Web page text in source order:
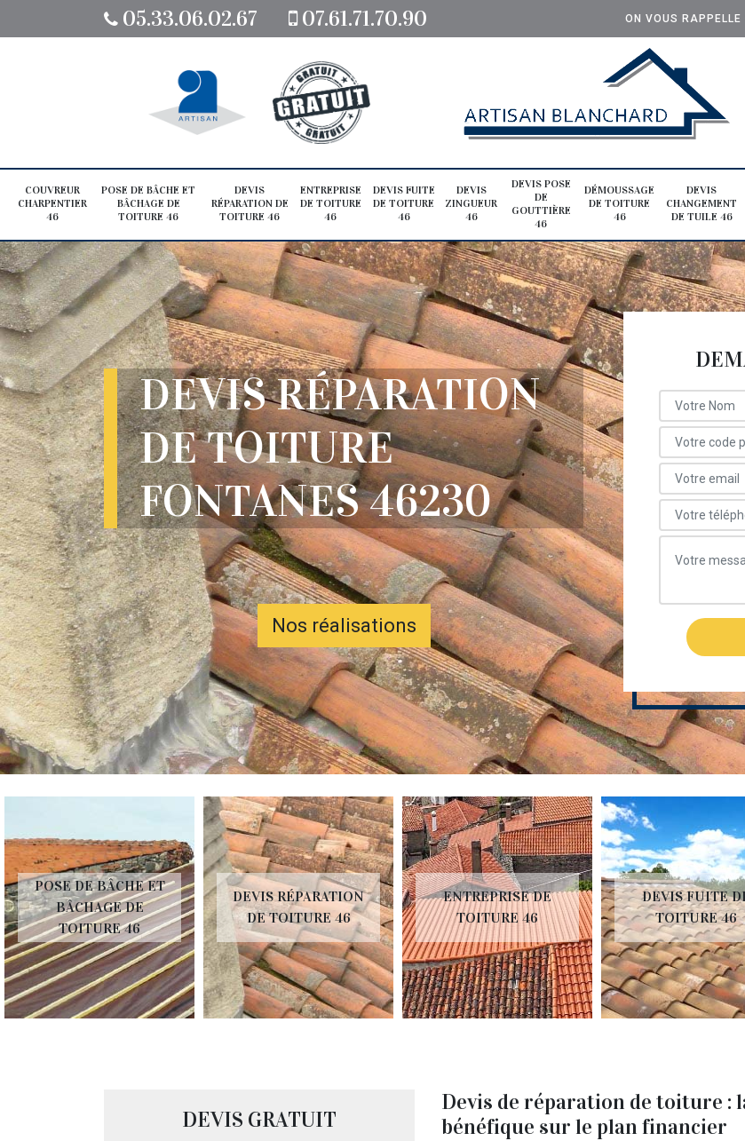
05.33.06.02.67 07.61.71.70.90 ON VOUS RAPPELLE
COUVREUR
CHARPENTIER
46
POSE DE BÂCHE ET
BÂCHAGE DE
TOITURE 46
DEVIS
RÉPARATION DE
TOITURE 46
ENTREPRISE
DE TOITURE
46
DEVIS FUITE
DE TOITURE
46
DEVIS
ZINGUEUR
46
DEVIS POSE
DE
GOUTTIÈRE
46
DÉMOUSSAGE
DE TOITURE
46
DEVIS
CHANGEMENT
DE TUILE 46
DEVIS RÉPARATION
DE TOITURE
FONTANES 46230
Nos réalisations
POSE DE BÂCHE ET
BÂCHAGE DE
TOITURE 46
DEVIS RÉPARATION
DE TOITURE 46
ENTREPRISE DE
TOITURE 46
DEVIS FUITE
TOITURE 46
DEVIS GRATUIT
Devis de réparation de toiture :
bénéfique sur le plan financier